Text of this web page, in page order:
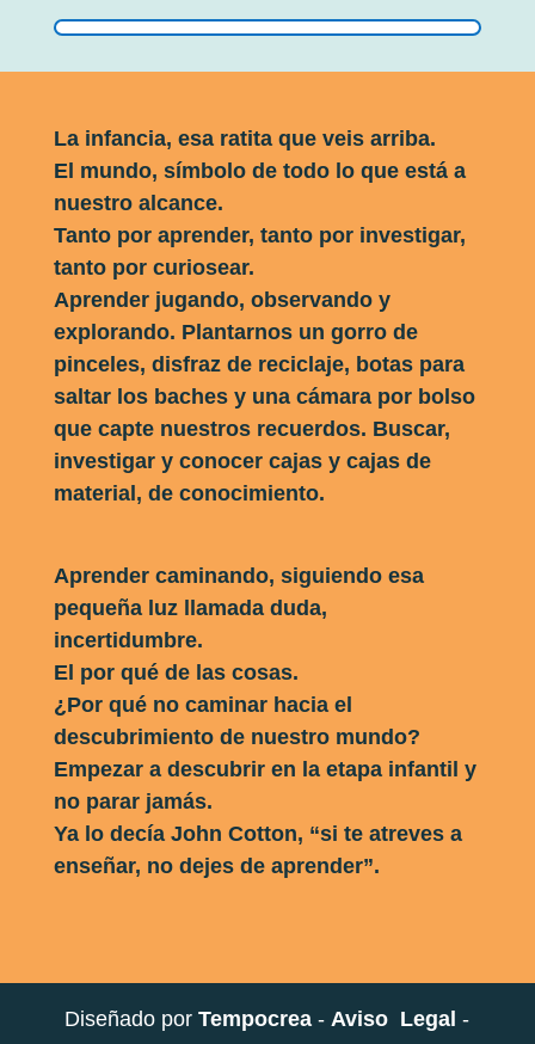
La infancia, esa ratita que veis arriba.
El mundo, símbolo de todo lo que está a
nuestro alcance.
Tanto por aprender, tanto por investigar,
tanto por curiosear.
Aprender jugando, observando y
explorando. Plantarnos un gorro de
pinceles, disfraz de reciclaje, botas para
saltar los baches y una cámara por bolso
que capte nuestros recuerdos. Buscar,
investigar y conocer cajas y cajas de
material, de conocimiento.
Aprender caminando, siguiendo esa
pequeña luz llamada duda,
incertidumbre.
El por qué de las cosas.
¿Por qué no caminar hacia el
descubrimiento de nuestro mundo?
Empezar a descubrir en la etapa infantil y
no parar jamás.
Ya lo decía John Cotton, “si te atreves a
enseñar, no dejes de aprender”.
Diseñado porTempocrea - Aviso Legal -